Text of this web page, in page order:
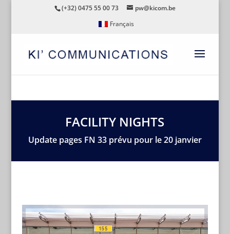
(+32) 0475 55 00 73
pw@kicom.be
Français
FACILITY NIGHTS
Update pages FN 33 prévu pour le 20 janvier